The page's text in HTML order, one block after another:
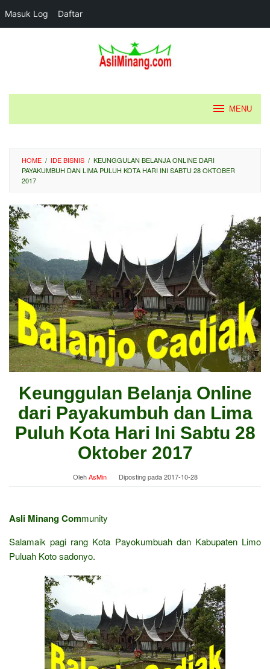
Masuk Log Daftar
MENU
HOME / IDE BISNIS / KEUNGGULAN BELANJA ONLINE DARI
PAYAKUMBUH DAN LIMA PULUH KOTA HARI INI SABTU 28 OKTOBER
2017
Keunggulan Belanja Online
dari Payakumbuh dan Lima
Puluh Kota Hari Ini Sabtu 28
Oktober 2017
OlehAsMin Diposting pada2017-10-28
Asli Minang Community
Salamaik pagi rang Kota Payokumbuah dan Kabupaten Limo
Puluah Koto sadonyo.